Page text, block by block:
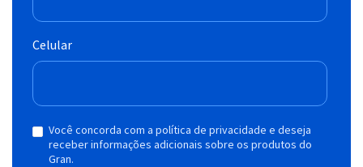
Celular
Você concorda com a política de privacidade e deseja
receber informações adicionais sobre os produtos do
Gran.